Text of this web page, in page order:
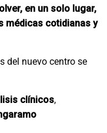
en un solo lugar,
médicas cotidianas y
del nuevo centro se
clínicos,